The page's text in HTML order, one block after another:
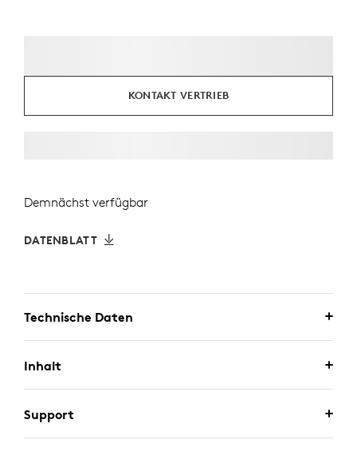
KONTAKT VERTRIEB
Demnächst verfügbar
DATENBLATT
Technische Daten
Inhalt
Support